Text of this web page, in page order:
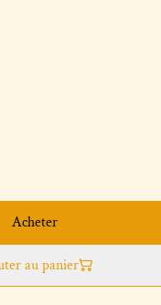
Acheter
au panier